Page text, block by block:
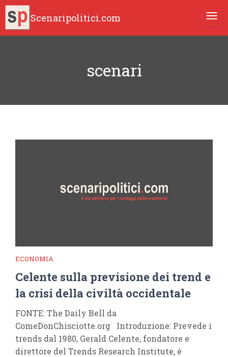
Scenaripolitici.com
scenari
ECONOMIA
Celente sulla previsione dei trend e
la crisi della civiltà occidentale
FONTE: The Daily Bell da
ComeDonChisciotte.org Introduzione: Prevede i
trends dal 1980, Gerald Celente, fondatore e
direttore del Trends Research Institute, è